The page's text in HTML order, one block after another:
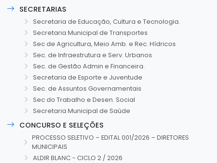
SECRETARIAS
Secretaria de Educação, Cultura e Tecnologia.
Secretaria Municipal de Transportes
Sec de Agricultura, Meio Amb. e Rec. Hídricos
Sec. de Infraestrutura e Serv. Urbanos
Sec. de Gestão Admin e Financeira.
Secretaria de Esporte e Juventude
Sec. de Assuntos Governamentais
Sec do Trabalho e Desen. Social
Secretaria Municipal de Saúde
CONCURSO E SELEÇÕES
PROCESSO SELETIVO – EDITAL 001/2026 – DIRETORES
MUNICIPAIS
ALDIR BLANC - CICLO 2 / 2026